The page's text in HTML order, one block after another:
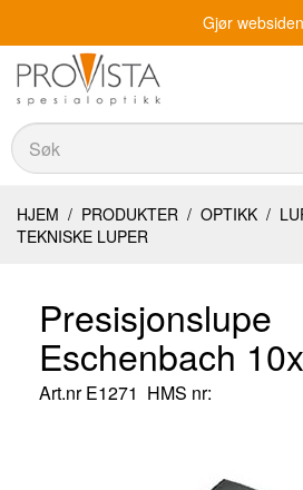
Gjør
Søk
Søk
HJEM / PRODUKTER / OPTIKK /
TEKNISKE LUPER
Presisjonslupe
Eschenbach
Art.nrE1271 HMS nr: